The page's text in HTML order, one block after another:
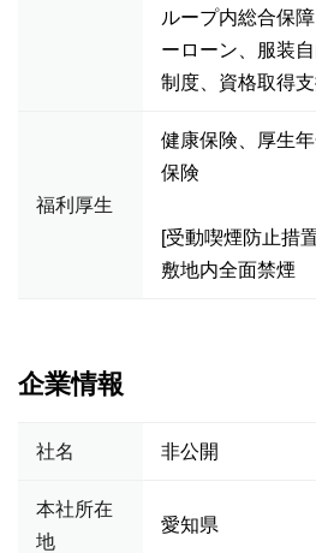
ループ内総合保
ーローン、服装
制度、資格取得
福利厚生
健康保険、厚生
保険
[受動喫煙防止措
敷地内全面禁煙
企業情報
社名 非公開
本社所在
地
愛知県